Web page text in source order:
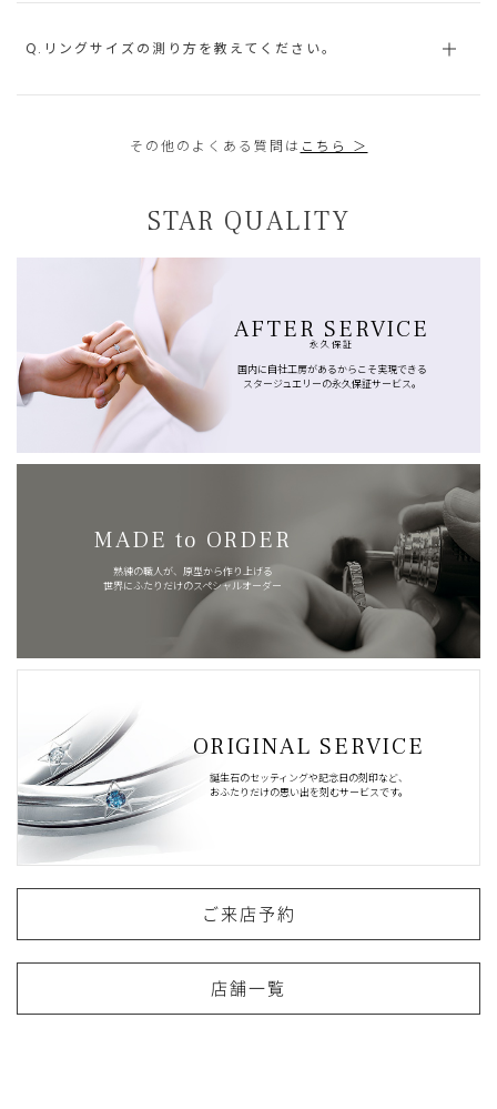
Q.リングサイズの測り方を教えてください。
その他のよくある質問は こちら ＞
STAR QUALITY
AFTER SERVICE
永久保証
国内に自社工房があるからこそ実現できる
スタージュエリーの永久保証サービス。
MADE to ORDER
熟練の職人が、原型から作り上げる
世界にふたりだけのスペシャルオーダー
ORIGINAL SERVICE
誕生石のセッティングや記念日の刻印など、
おふたりだけの思い出を刻むサービスです。
ご来店予約
店舗一覧